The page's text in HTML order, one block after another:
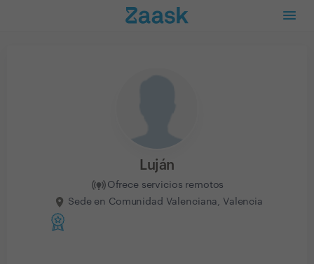
Luján
Ofrece servicios remotos
Sede en Comunidad Valenciana, Valencia